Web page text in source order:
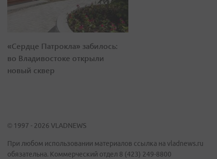
«Сердце Патрокла» забилось:
во Владивостоке открыли
новый сквер
© 1997 - 2026 VLADNEWS
При любом использовании материалов ссылка на vladnews.ru
обязательна. Коммерческий отдел 8 (423) 249-8800